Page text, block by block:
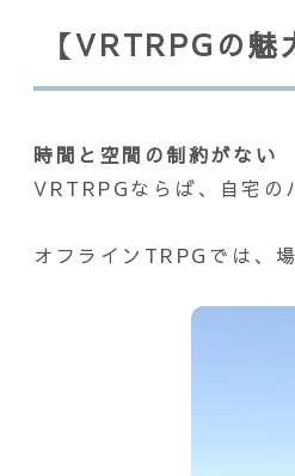
【VRTRPGの魅
時間と空間の制約がない
VRTRPGならば、自宅の
オフラインTRPGでは、